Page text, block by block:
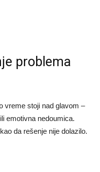
problema
vreme stoji nad glavom –
emotivna nedoumica.
da rešenje nije dolazilo.